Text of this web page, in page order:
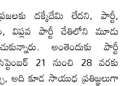
దక్కేదేమి లేదని, పార్టీ,
విప్లవ పార్టీ చేతిలోని మూడు
అంతెందుకు పార్టీ
21 నుంచి 28 వరకు
అది కూడ సాయుధ ప్రతిజ్ఞలుగా